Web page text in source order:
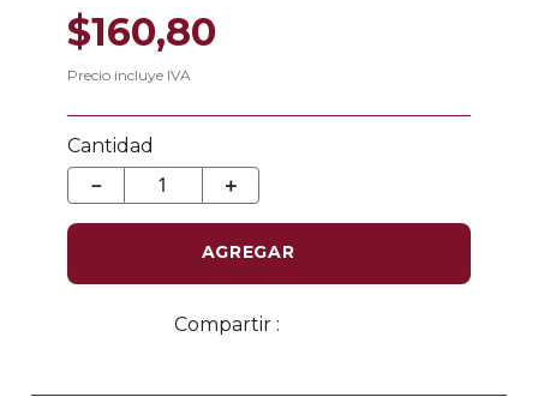
$160,80
Precio incluye IVA
Cantidad
＋
－
AGREGAR